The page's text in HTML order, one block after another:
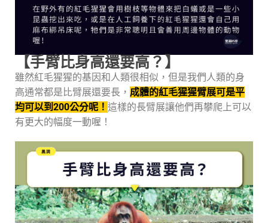
【手臂比身高還要高？】
雖然紅毛猩猩的基因和人類很相似，但是我們人類的身
高通常都是比臂展還要長， 成體的紅毛猩猩臂展可是平
均可以到200公分呢！ 這樣的長臂展讓他們再攀爬上可以
有更大的幅度一動喔！